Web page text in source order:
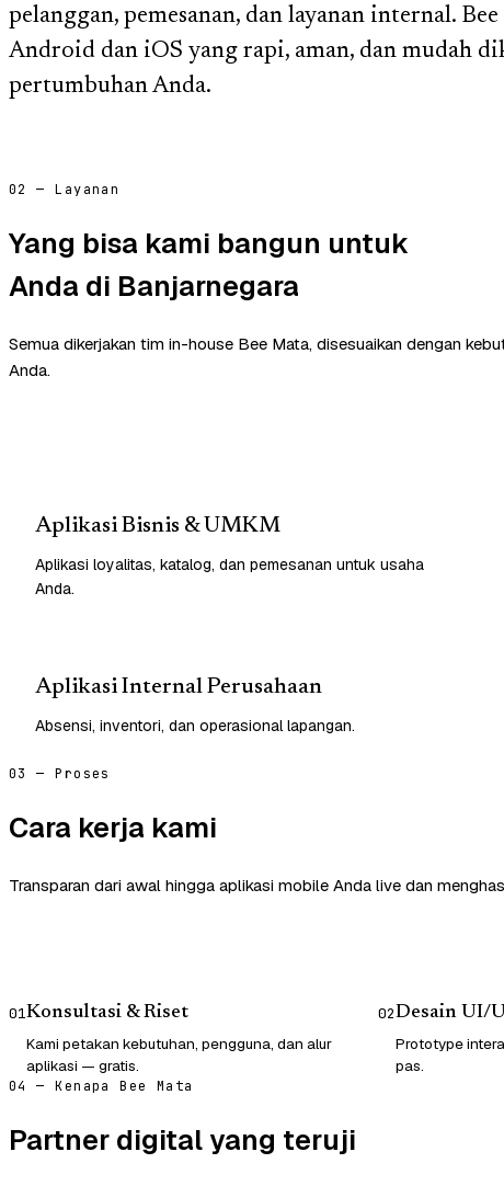
pelanggan, pemesanan, dan layanan internal.
Android dan iOS yang rapi, aman, dan mudah
pertumbuhan Anda.
02 — Layanan
Yang bisa kami bangun untuk
Anda di Banjarnegara
Semua dikerjakan tim in-house Bee Mata, disesuaikan dengan
Anda.
Aplikasi Bisnis & UMKM
Aplikasi loyalitas, katalog, dan pemesanan untuk usaha
Anda.
Aplikasi Internal Perusahaan
Absensi, inventori, dan operasional lapangan.
03 — Proses
Cara kerja kami
Transparan dari awal hingga aplikasi mobile Anda live dan
01Konsultasi & Riset
Kami petakan kebutuhan, pengguna, dan alur
aplikasi — gratis.
02Desain UI/
Prototype
pas.
04 — Kenapa Bee Mata
Partner digital yang teruji